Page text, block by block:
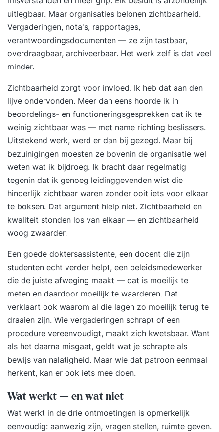
daagse heftruckopleiding kunt u ook het
heftruckcertificaat behalen.
uitlegbaar. Maar organisaties belonen zichtbaarheid.
Vergaderingen, nota's, rapportages,
verantwoordingsdocumenten — ze zijn tastbaar,
overdraagbaar, archiveerbaar. Het werk zelf is dat veel
minder.
Zichtbaarheid zorgt voor invloed. Ik heb dat aan den
lijve ondervonden. Meer dan eens hoorde ik in
beoordelings- en functioneringsgesprekken dat ik te
weinig zichtbaar was — met name richting beslissers.
Uitstekend werk, werd er dan bij gezegd. Maar bij
bezuinigingen moesten ze bovenin de organisatie wel
weten wat ik bijdroeg. Ik bracht daar regelmatig
tegenin dat ik genoeg leidinggevenden wist die
hinderlijk zichtbaar waren zonder ooit iets voor elkaar
te boksen. Dat argument hielp niet. Zichtbaarheid en
kwaliteit stonden los van elkaar — en zichtbaarheid
woog zwaarder.
Een goede doktersassistente, een docent die zijn
studenten echt verder helpt, een beleidsmedewerker
die de juiste afweging maakt — dat is moeilijk te
meten en daardoor moeilijk te waarderen. Dat
verklaart ook waarom al die lagen zo moeilijk terug te
draaien zijn. Wie vergaderingen schrapt of een
procedure vereenvoudigt, maakt zich kwetsbaar. Want
als het daarna misgaat, geldt wat je schrapte als
bewijs van nalatigheid. Maar wie dat patroon eenmaal
herkent, kan er ook iets mee doen.
Wat werkt — en wat niet
Wat werkt in de drie ontmoetingen is opmerkelijk
eenvoudig: aanwezig zijn, vragen stellen, ruimte geven.